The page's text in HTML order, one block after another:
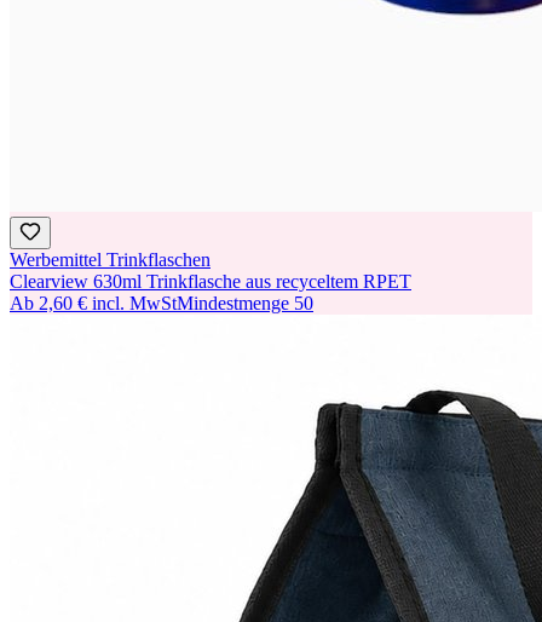
Werbemittel Trinkflaschen
Clearview 630ml Trinkflasche aus recyceltem RPET
Ab 2,60 € incl. MwStMindestmenge 50